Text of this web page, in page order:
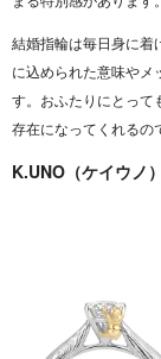
結婚指輪は毎日身に着
に込められた意味やメ
す。おふたりにとって
存在になってくれるの
K.UNO（ケイウノ